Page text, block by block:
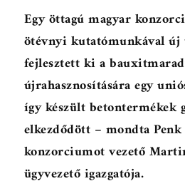
Egy öttagú magyar
ötévnyi kutatómunkával új
fejlesztett ki a
újrahasznosítására egy
így készült betontermékek
elkezdődött – mondta
konzorciumot vezető
ügyvezető igazgatója.